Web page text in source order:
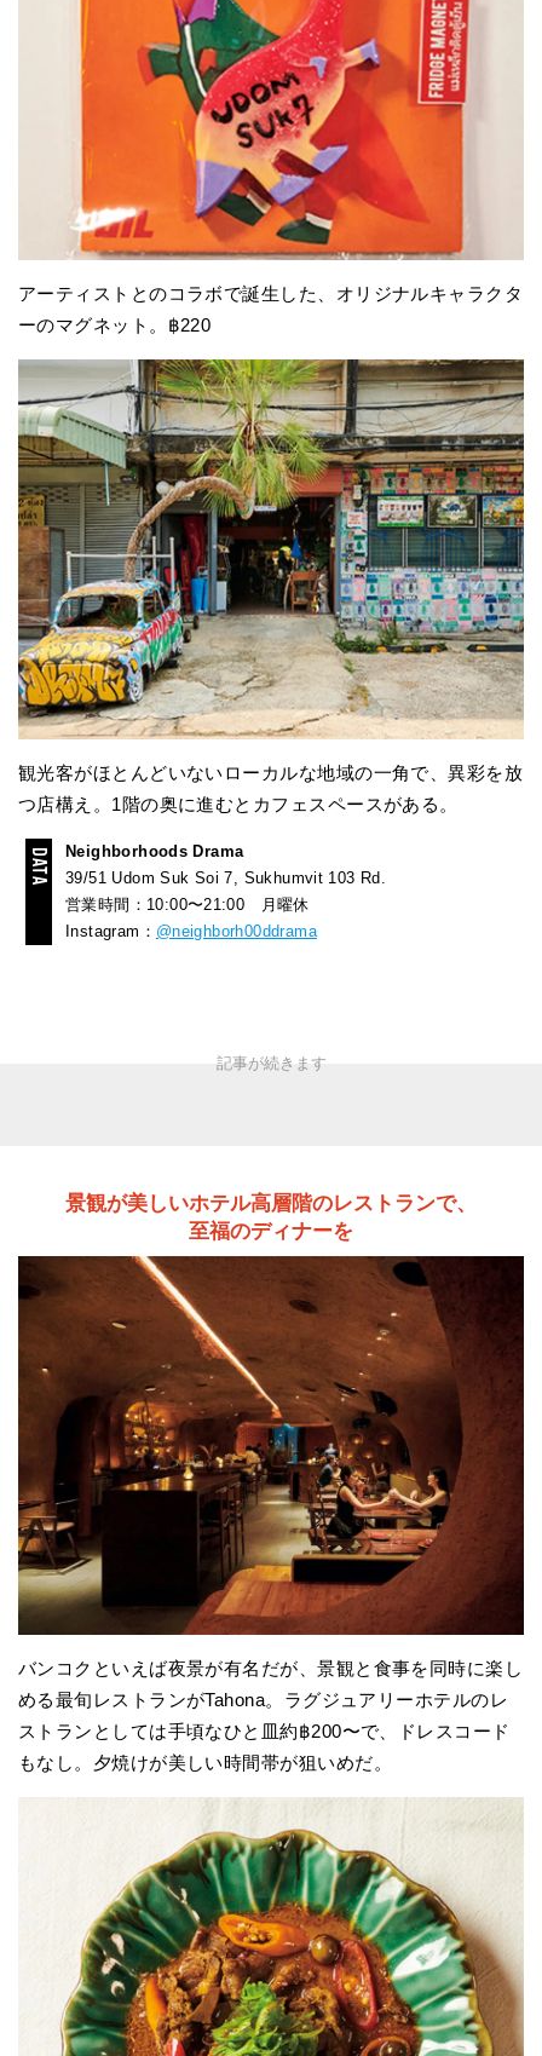
アーティストとのコラボで誕生した、オリジナルキャラクタ
ーのマグネット。฿220
観光客がほとんどいないローカルな地域の一角で、異彩を放
つ店構え。1階の奥に進むとカフェスペースがある。
Neighborhoods Drama
39/51 Udom Suk Soi 7, Sukhumvit 103 Rd.
営業時間：10:00〜21:00 月曜休
Instagram： @neighborh00ddrama
景観が美しいホテル高層階のレストランで、
至福のディナーを
バンコクといえば夜景が有名だが、景観と食事を同時に楽し
める最旬レストランがTahona。ラグジュアリーホテルのレ
ストランとしては手頃なひと皿約฿200〜で、ドレスコード
もなし。夕焼けが美しい時間帯が狙いめだ。